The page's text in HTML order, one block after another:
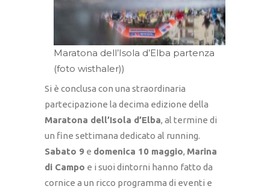
Maratona dell’Isola d’Elba partenza
(foto wisthaler))
Si è conclusa con una straordinaria
partecipazione la decima edizione della
Maratona dell’Isola d’Elba, al termine di
un fine settimana dedicato al running.
Sabato 9 e domenica 10 maggio, Marina
di Campo e i suoi dintorni hanno fatto da
cornice a un ricco programma di eventi e